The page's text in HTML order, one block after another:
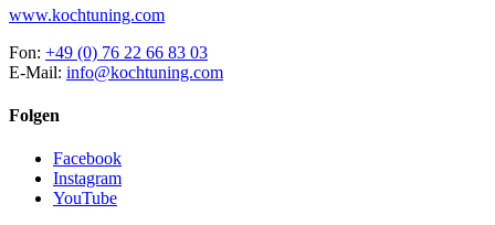
www.kochtuning.com
Fon: +49 (0) 76 22 66 83 03
E-Mail: info@kochtuning.com
Folgen
Facebook
Instagram
YouTube